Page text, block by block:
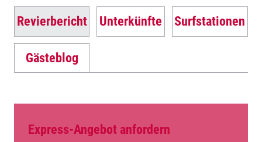
Revierbericht Unterkünfte Surfstationen
Gästeblog
Express-Angebot anfordern